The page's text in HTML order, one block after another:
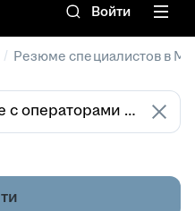
Войти
/ Резюме специалистов в